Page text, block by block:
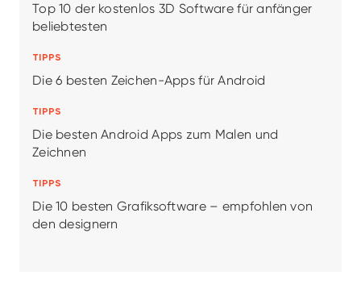
Top 10 der kostenlos 3D Software für anfänger
beliebtesten
TIPPS
Die 6 besten Zeichen-Apps für Android
TIPPS
Die besten Android Apps zum Malen und
Zeichnen
TIPPS
Die 10 besten Grafiksoftware – empfohlen von
den designern